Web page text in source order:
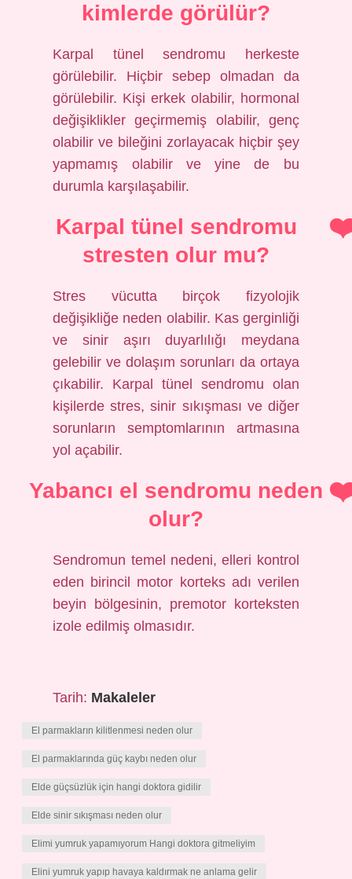
kimlerde görülür?
Karpal tünel sendromu herkeste
görülebilir. Hiçbir sebep olmadan da
görülebilir. Kişi erkek olabilir, hormonal
değişiklikler geçirmemiş olabilir, genç
olabilir ve bileğini zorlayacak hiçbir şey
yapmamış olabilir ve yine de bu
durumla karşılaşabilir.
Karpal tünel sendromu
stresten olur mu?
Stres vücutta birçok fizyolojik
değişikliğe neden olabilir. Kas gerginliği
ve sinir aşırı duyarlılığı meydana
gelebilir ve dolaşım sorunları da ortaya
çıkabilir. Karpal tünel sendromu olan
kişilerde stres, sinir sıkışması ve diğer
sorunların semptomlarının artmasına
yol açabilir.
Yabancı el sendromu neden
olur?
Sendromun temel nedeni, elleri kontrol
eden birincil motor korteks adı verilen
beyin bölgesinin, premotor korteksten
izole edilmiş olmasıdır.
Tarih: Makaleler
El parmakların kilitlenmesi neden olur
El parmaklarında güç kaybı neden olur
Elde güçsüzlük için hangi doktora gidilir
Elde sinir sıkışması neden olur
Elimi yumruk yapamıyorum Hangi doktora gitmeliyim
Elini yumruk yapıp havaya kaldırmak ne anlama gelir